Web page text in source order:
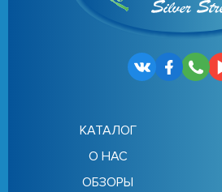
КАТАЛОГ
О НАС
ОБЗОРЫ